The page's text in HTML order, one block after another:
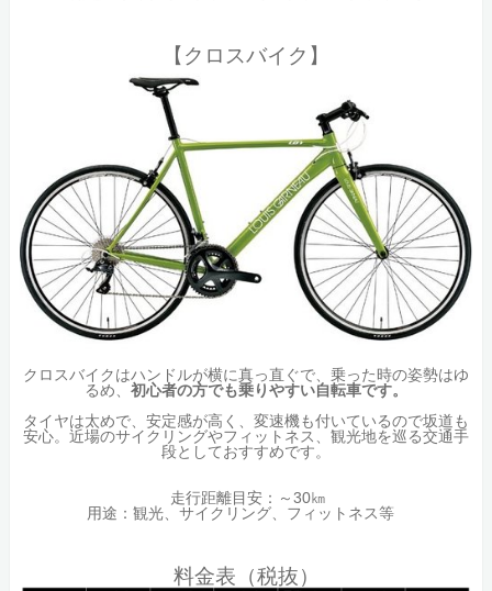
【クロスバイク】
クロスバイクはハンドルが横に真っ直ぐで、乗った時の姿勢はゆ
るめ、 初心者の方でも乗りやすい自転車です。
タイヤは太めで、安定感が高く、変速機も付いているので坂道も
安心。近場のサイクリングやフィットネス、観光地を巡る交通手
段としておすすめです。
走行距離目安：～30㎞
用途：観光、サイクリング、フィットネス等
料金表（税抜）